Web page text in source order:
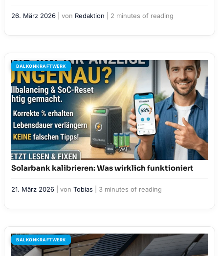
26. März 2026 | von Redaktion 2 minutes of reading
Solarbank kalibrieren: Was wirklich funktioniert
21. März 2026 | von Tobias 3 minutes of reading
BALKONKRAFTWERK
BALKONKRAFTWERK